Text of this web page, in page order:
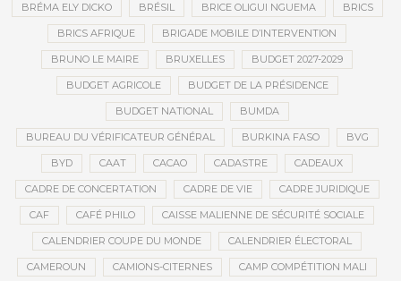
BRÉMA ELY DICKO BRÉSIL BRICE OLIGUI NGUEMA BRICS
BRICS AFRIQUE BRIGADE MOBILE D’INTERVENTION
BRUNO LE MAIRE BRUXELLES BUDGET 2027-2029
BUDGET AGRICOLE BUDGET DE LA PRÉSIDENCE
BUDGET NATIONAL BUMDA
BUREAU DU VÉRIFICATEUR GÉNÉRAL BURKINA FASO BVG
BYD CAAT CACAO CADASTRE CADEAUX
CADRE DE CONCERTATION CADRE DE VIE CADRE JURIDIQUE
CAF CAFÉ PHILO CAISSE MALIENNE DE SÉCURITÉ SOCIALE
CALENDRIER COUPE DU MONDE CALENDRIER ÉLECTORAL
CAMEROUN CAMIONS-CITERNES CAMP COMPÉTITION MALI